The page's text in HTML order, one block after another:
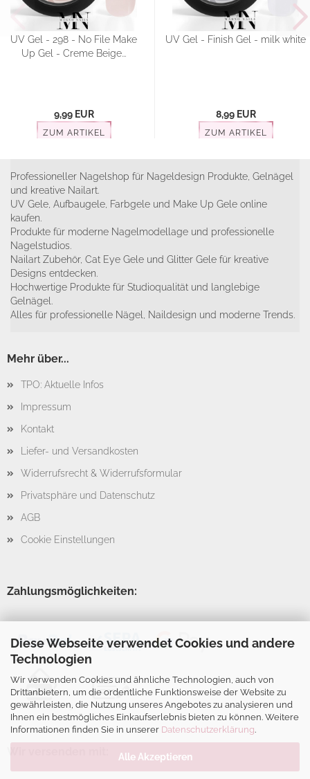
Diese Webseite verwendet Cookies und andere
Technologien
Wir verwenden Cookies und ähnliche Technologien, auch von
Drittanbietern, um die ordentliche Funktionsweise der Website zu
gewährleisten, die Nutzung unseres Angebotes zu analysieren und
Ihnen ein bestmögliches Einkaufserlebnis bieten zu können. Weitere
Informationen finden Sie in unserer Datenschutzerklärung.
Alle Akzeptieren
UV Gel - 298 - No File Make
Up Gel - Creme Beige...
9,99 EUR
ZUM ARTIKEL
UV Gel - Finish Gel - milk white
8,99 EUR
ZUM ARTIKEL
Professioneller Nagelshop für Nageldesign Produkte, Gelnägel
und kreative Nailart.
UV Gele, Aufbaugele, Farbgele und Make Up Gele online
kaufen.
Produkte für moderne Nagelmodellage und professionelle
Nagelstudios.
Nailart Zubehör, Cat Eye Gele und Glitter Gele für kreative
Designs entdecken.
Hochwertige Produkte für Studioqualität und langlebige
Gelnägel.
Alles für professionelle Nägel, Naildesign und moderne Trends.
Mehr über...
TPO: Aktuelle Infos
Impressum
Kontakt
Liefer- und Versandkosten
Widerrufsrecht & Widerrufsformular
Privatsphäre und Datenschutz
AGB
Cookie Einstellungen
Zahlungsmöglichkeiten: